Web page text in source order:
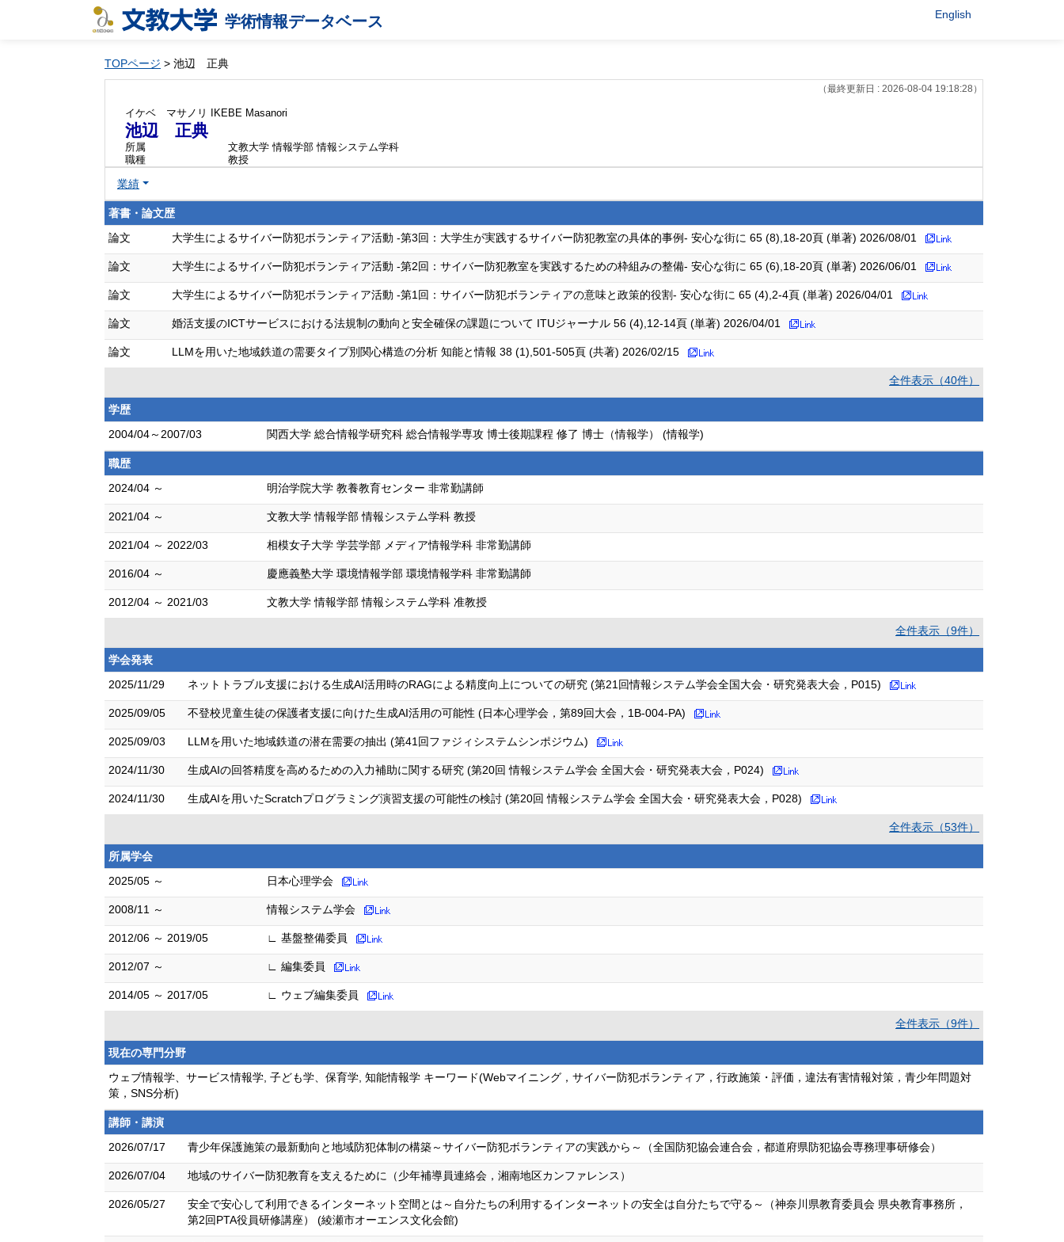
学術情報データベース English
TOPページ > 池辺 正典
（最終更新日 : 2026-08-04 19:18:28）
イケベ マサノリ IKEBE Masanori
池辺 正典
所属
文教大学 情報学部 情報システム学科
職種
教授
業績
著書・論文歴
論文
大学生によるサイバー防犯ボランティア活動 -第3回：大学生が実践するサイバー防犯教室の具体的事例- 安心な街に 65 (8),18-20頁 (単著) 2026/08/01
論文 大学生によるサイバー防犯ボランティア活動 -第2回：サイバー防犯教室を実践するための枠組みの整備- 安心な街に 65 (6),18-20頁 (単著) 2026/06/01
論文 大学生によるサイバー防犯ボランティア活動 -第1回：サイバー防犯ボランティアの意味と政策的役割- 安心な街に 65 (4),2-4頁 (単著) 2026/04/01
論文 婚活支援のICTサービスにおける法規制の動向と安全確保の課題について ITUジャーナル 56 (4),12-14頁 (単著) 2026/04/01
論文 LLMを用いた地域鉄道の需要タイプ別関心構造の分析 知能と情報 38 (1),501-505頁 (共著) 2026/02/15
全件表示（40件）
学歴
2004/04～2007/03
関西大学 総合情報学研究科 総合情報学専攻 博士後期課程 修了 博士（情報学） (情報学)
職歴
2024/04 ～
明治学院大学 教養教育センター 非常勤講師
2021/04 ～ 文教大学 情報学部 情報システム学科 教授
2021/04 ～ 2022/03 相模女子大学 学芸学部 メディア情報学科 非常勤講師
2016/04 ～ 慶應義塾大学 環境情報学部 環境情報学科 非常勤講師
2012/04 ～ 2021/03 文教大学 情報学部 情報システム学科 准教授
全件表示（9件）
学会発表
2025/11/29
ネットトラブル支援における生成AI活用時のRAGによる精度向上についての研究 (第21回情報システム学会全国大会・研究発表大会，P015)
2025/09/05 不登校児童生徒の保護者支援に向けた生成AI活用の可能性 (日本心理学会，第89回大会，1B-004-PA)
2025/09/03 LLMを用いた地域鉄道の潜在需要の抽出 (第41回ファジィシステムシンポジウム)
2024/11/30 生成AIの回答精度を高めるための入力補助に関する研究 (第20回 情報システム学会 全国大会・研究発表大会，P024)
2024/11/30 生成AIを用いたScratchプログラミング演習支援の可能性の検討 (第20回 情報システム学会 全国大会・研究発表大会，P028)
全件表示（53件）
所属学会
2025/05 ～
日本心理学会
2008/11 ～ 情報システム学会
2012/06 ～ 2019/05 ∟ 基盤整備委員
2012/07 ～ ∟ 編集委員
2014/05 ～ 2017/05 ∟ ウェブ編集委員
全件表示（9件）
現在の専門分野
ウェブ情報学、サービス情報学, 子ども学、保育学, 知能情報学 キーワード(Webマイニング，サイバー防犯ボランティア，行政施策・評価，違法有害情報対策，青少年問題対
策，SNS分析)
講師・講演
2026/07/17
青少年保護施策の最新動向と地域防犯体制の構築～サイバー防犯ボランティアの実践から～（全国防犯協会連合会，都道府県防犯協会専務理事研修会）
2026/07/04 地域のサイバー防犯教育を支えるために（少年補導員連絡会，湘南地区カンファレンス）
2026/05/27
安全で安心して利用できるインターネット空間とは～自分たちの利用するインターネットの安全は自分たちで守る～（神奈川県教育委員会 県央教育事務所，
第2回PTA役員研修講座） (綾瀬市オーエンス文化会館)